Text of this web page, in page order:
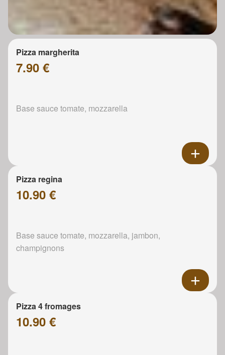
Pizza margherita
7.90 €
Base sauce tomate, mozzarella
Pizza regina
10.90 €
Base sauce tomate, mozzarella, jambon,
champignons
Pizza 4 fromages
10.90 €